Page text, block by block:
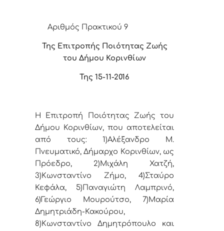
Αριθμός Πρακτικού 9
Της Επιτροπής Ποιότητας Ζωής
του Δήμου Κορινθίων
Της 15-11-2016
Η Επιτροπή Ποιότητας Ζωής του
Δήμου Κορινθίων, που αποτελείται
από τους: 1)Αλέξανδρο Μ.
Πνευματικό, Δήμαρχο Κορινθίων, ως
Πρόεδρο, 2)Μιχάλη Χατζή,
3)Κωνσταντίνο Ζήμο, 4)Σταύρο
Κεφάλα, 5)Παναγιώτη Λαμπρινό,
6)Γεώργιο Μουρούτσο, 7)Μαρία
Δημητριάδη-Κακούρου,
8)Κωνσταντίνο Δημητρόπουλο και